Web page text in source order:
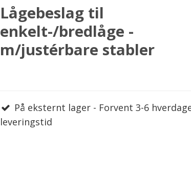
Lågebeslag til
enkelt-/bredlåge -
m/justérbare stabler
På eksternt lager - Forvent 3-6
leveringstid